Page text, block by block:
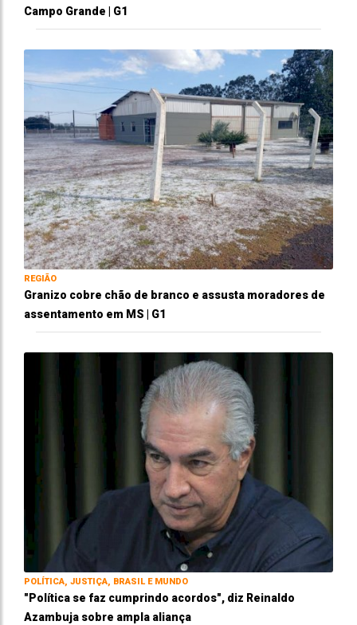
Campo Grande | G1
REGIÃO
Granizo cobre chão de branco e assusta moradores de
assentamento em MS | G1
POLÍTICA, JUSTIÇA, BRASIL E MUNDO
"Política se faz cumprindo acordos", diz Reinaldo
Azambuja sobre ampla aliança